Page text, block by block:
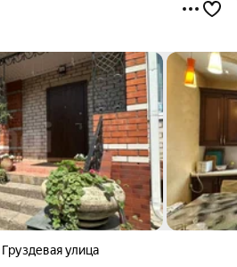
Груздевая улица